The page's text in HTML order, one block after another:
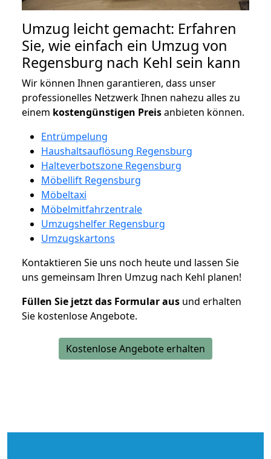
Umzug leicht gemacht: Erfahren
Sie, wie einfach ein Umzug von
Regensburg nach Kehl sein kann
Wir können Ihnen garantieren, dass unser
professionelles Netzwerk Ihnen nahezu alles zu
einem kostengünstigen Preisanbieten können.
Entrümpelung
Haushaltsauflösung Regensburg
Halteverbotszone Regensburg
Möbellift Regensburg
Möbeltaxi
Möbelmitfahrzentrale
Umzugshelfer Regensburg
Umzugskartons
Kontaktieren Sie uns noch heute und lassen Sie
uns gemeinsam Ihren Umzug nach Kehl planen!
Füllen Sie jetzt das Formular aus und erhalten
Sie kostenlose Angebote.
Kostenlose Angebote erhalten